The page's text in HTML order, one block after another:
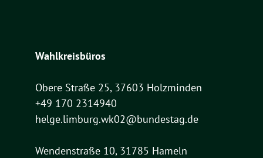
Wahlkreisbüros
Obere Straße 25, 37603 Holzminden
+49 170 2314940
helge.limburg.wk02@bundestag.de
Wendenstraße 10, 31785 Hameln